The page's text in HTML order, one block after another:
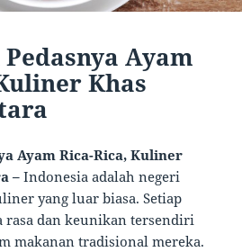
Ayam
Khas
Ayam Rica-Rica, Kuliner
– Indonesia adalah negeri
yang luar biasa. Setiap
dan keunikan tersendiri
makanan tradisional mereka.